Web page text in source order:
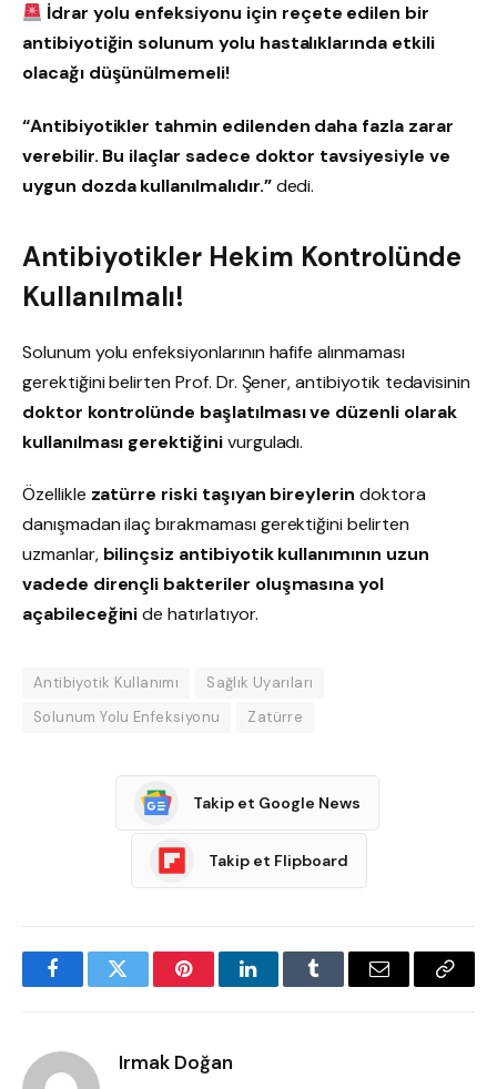
İdrar yolu enfeksiyonu için reçete edilen bir
antibiyotiğin solunum yolu hastalıklarında etkili
olacağı düşünülmemeli!
“Antibiyotikler tahmin edilenden daha fazla zarar
verebilir. Bu ilaçlar sadece doktor tavsiyesiyle ve
uygun dozda kullanılmalıdır.”dedi.
Antibiyotikler Hekim Kontrolünde
Kullanılmalı!
Solunum yolu enfeksiyonlarının hafife alınmaması
gerektiğini belirten Prof. Dr. Şener, antibiyotik tedavisinin
doktor kontrolünde başlatılması ve düzenli olarak
kullanılması gerektiğinivurguladı.
Özellikle zatürre riski taşıyan bireylerin doktora
danışmadan ilaç bırakmaması gerektiğini belirten
uzmanlar, bilinçsiz antibiyotik kullanımının uzun
vadede dirençli bakteriler oluşmasına yol
açabileceğinide hatırlatıyor.
Antibiyotik Kullanımı
Sağlık Uyarıları
Solunum Yolu Enfeksiyonu
Zatürre
Takip et Google News
Takip et Flipboard
FacebookTwitter PinterestLinkedInTumblr Email
Copy
Irmak Doğan